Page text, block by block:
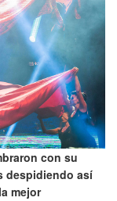
con su
despidiendo así
mejor